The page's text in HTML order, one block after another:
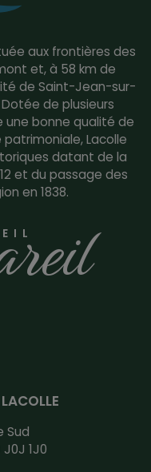
aux frontières des
et, à 58 km de
de Saint-Jean-sur-
de plusieurs
une bonne qualité de
Lacolle
datant de la
et du passage des
en 1838.
Sud
1J0